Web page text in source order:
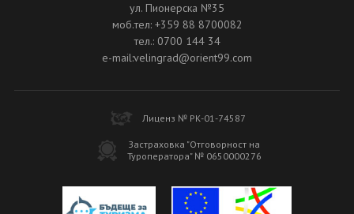
ул. Пионерска №35
моб.тел: +359 88 8700082
тел.: 0700 144 34
e-mail:velingrad@orient99.com
Лиценз № РК-01-74587
Застраховка "Отговорност на
Туроператора" № 0650000276